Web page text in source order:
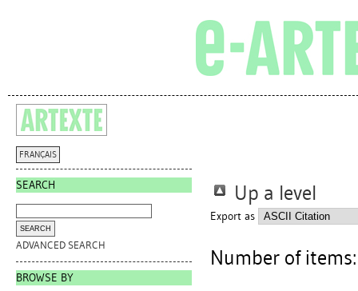
FRANÇAIS
SEARCH
ADVANCED SEARCH
BROWSE BY
Up a level
Export as
Number of